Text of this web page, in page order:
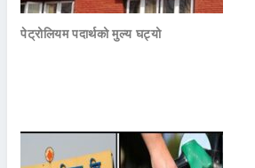
पेट्रोलियम पदार्थको मुल्य घट्यो